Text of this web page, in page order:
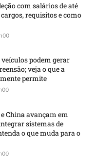
com salários de até
requisitos e como
podem gerar
veja o que a
permite
China avançam em
sistemas de
o que muda para o